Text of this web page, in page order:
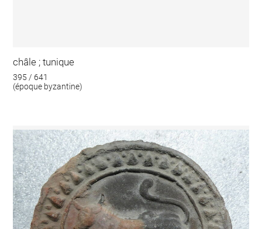
châle ; tunique
395 / 641
(époque byzantine)